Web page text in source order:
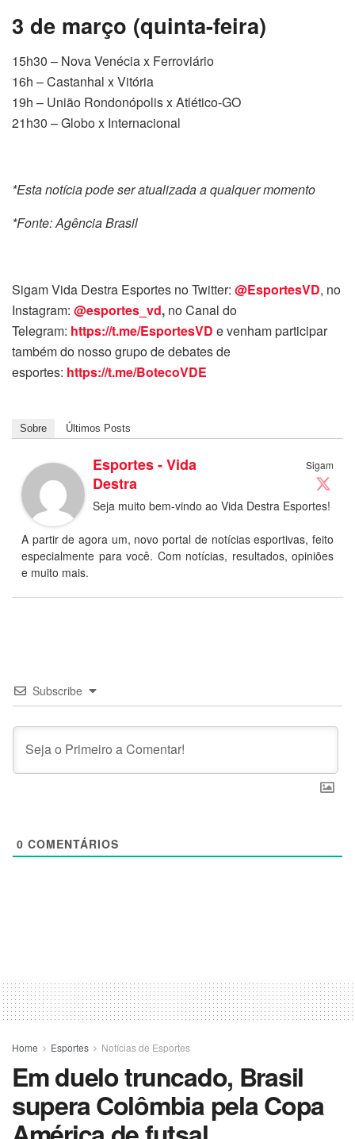
3 de março (quinta-feira)
15h30 – Nova Venécia x Ferroviário
16h – Castanhal x Vitória
19h – União Rondonópolis x Atlético-GO
21h30 – Globo x Internacional
*Esta notícia pode ser atualizada a qualquer momento
*Fonte: Agência Brasil
Sigam Vida Destra Esportes no Twitter: @EsportesVD, no
Instagram: @esportes_vd, no Canal do
Telegram: https://t.me/EsportesVD e venham participar
também do nosso grupo de debates de
esportes: https://t.me/BotecoVDE
Sobre Últimos Posts
Sigam
Esportes - Vida
Destra
Seja muito bem-vindo ao Vida Destra Esportes!
A partir de agora um, novo portal de notícias esportivas, feito
especialmente para você. Com notícias, resultados, opiniões
e muito mais.
Subscribe
0 COMENTÁRIOS
Home Esportes Notícias de Esportes
Em duelo truncado, Brasil
supera Colômbia pela Copa